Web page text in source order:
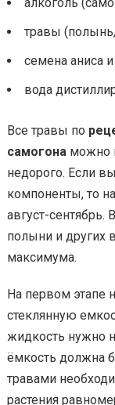
травы
семена аниса
вода
Все травы по
самогонаможно
недорого. Если
компоненты, то
август-сентябрь.
полыни и других
максимума.
На первом этапе
стеклянную
жидкость нужно
ёмкость должна
травами
растения